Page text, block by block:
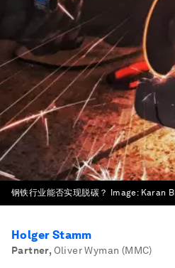
钢铁行业能否实现脱碳？ Image: Karan
Holger Stamm
Partner, Oliver Wyman (MMC)